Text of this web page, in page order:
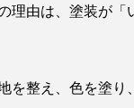
由は、塗装が
整え、色を塗